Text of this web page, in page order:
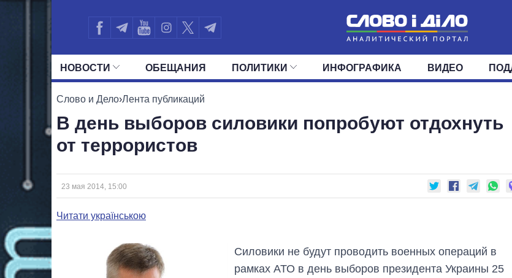
НОВОСТИ
ПОЛИТИКА ЭКОНОМИКА ОБЩЕСТВО МИР
ОБЕЩАНИЯ ПОЛИТИКИ
ВСЕ ПОЛИТИКИ
ДЕПУТАТЫ КОМИТЕТЫ ФРАКЦИИ ОКРУГА
ИНФОГРАФИКА ВИДЕО
Слово и Дело›Лента публикаций
В день выборов силовики попробуют отдохнуть
от террористов
23 мая 2014, 15:00
Читати українською
Силовики не будут проводить военных операций в
рамках АТО в день выборов президента Украины 25